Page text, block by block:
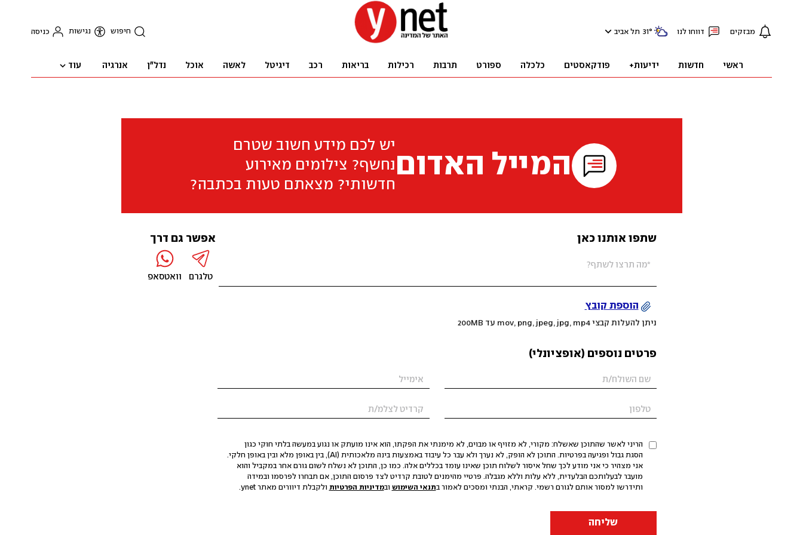
מבזקים דווחו לנו 31° תל אביב חיפוש נגישות כניסה
ראשי חדשות ידיעות+ פודקאסטים כלכלה ספורט תרבות רכילות בריאות רכב דיגיטל לאשה אוכל נדל"ן אנרגיה עוד
המייל האדום
יש לכם מידע חשוב שטרם
נחשף? צילומים מאירוע
חדשותי? מצאתם טעות בכתבה?
שתפו אותנו כאן
הוספת קובץ
ניתן להעלות קבצי mov, png, jpeg, jpg, mp4 עד 200MB
פרטים נוספים (אופציונלי)
הריני לאשר שהתוכן שאשלח: מקורי, לא מזויף או מבוים, לא מימנתי את הפקתו, הוא אינו מועתק או נגוע במעשה בלתי חוקי כגון
הסגת גבול ופגיעה בפרטיות. התוכן לא הופק, לא נערך ולא עבר כל עיבוד באמצעות בינה מלאכותית (AI), בין באופן מלא ובין באופן חלקי.
אני מצהיר כי אני מודע לכך שחל איסור לשלוח תוכן שאינו עומד בכללים אלה. כמו כן, התוכן לא נשלח לשום גורם אחר במקביל והוא
מועבר לבעלותכם הבלעדית, ללא עלות וללא מגבלה. פרטיי מהימנים לטובת קרדיט לצד פרסום התוכן, אם תבחרו לפרסמו ובמידה
ותידרשו למסור אותם לגורם רשמי. קראתי, הבנתי ומסכים לאמור בתנאי השימוש ובמדיניות הפרטיות ולקבלת דיוורים מאתר ynet.
שליחה
אפשר גם דרך
טלגרם וואטסאפ